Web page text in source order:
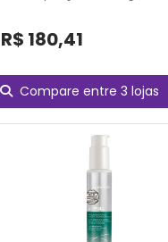
R$ 180,41
Compare entre 3 lojas